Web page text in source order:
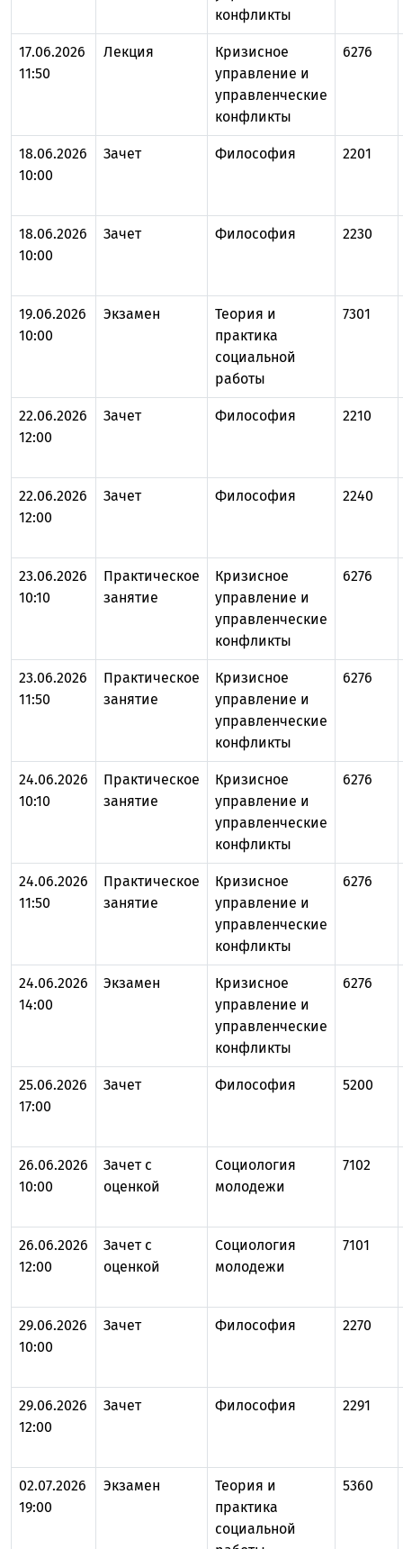
конфликты
17.06.2026
11:50
Лекция
Кризисное
управление и
управленческие
конфликты
6276
18.06.2026
10:00
Зачет Философия 2201
18.06.2026
10:00
Зачет Философия 2230
19.06.2026
10:00
Экзамен
Теория и
практика
социальной
работы
7301
22.06.2026
12:00
Зачет Философия 2210
22.06.2026
12:00
Зачет Философия 2240
23.06.2026
10:10
Практическое
занятие
Кризисное
управление и
управленческие
конфликты
6276
23.06.2026
11:50
Практическое
занятие
Кризисное
управление и
управленческие
конфликты
6276
24.06.2026
10:10
Практическое
занятие
Кризисное
управление и
управленческие
конфликты
6276
24.06.2026
11:50
Практическое
занятие
Кризисное
управление и
управленческие
конфликты
6276
24.06.2026
14:00
Экзамен
Кризисное
управление и
управленческие
конфликты
6276
25.06.2026
17:00
Зачет Философия 5200
26.06.2026
10:00
Зачет с
оценкой
Социология
молодежи
7102
26.06.2026
12:00
Зачет с
оценкой
Социология
молодежи
7101
29.06.2026
10:00
Зачет Философия 2270
29.06.2026
12:00
Зачет Философия 2291
02.07.2026
19:00
Экзамен
Теория и
практика
социальной
5360